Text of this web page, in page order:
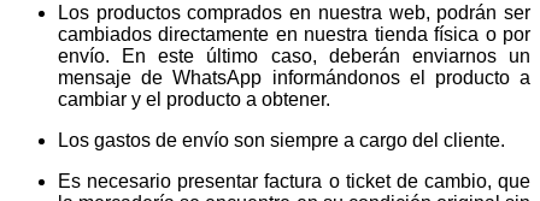
Los productos comprados en nuestra web, podrán ser
cambiados directamente en nuestra tienda física o por
envío. En este último caso, deberán enviarnos un
mensaje de WhatsApp informándonos el producto a
cambiar y el producto a obtener.
Los gastos de envío son siempre a cargo del cliente.
Es necesario presentar factura o ticket de cambio, que